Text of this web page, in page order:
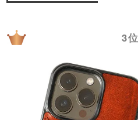
3位